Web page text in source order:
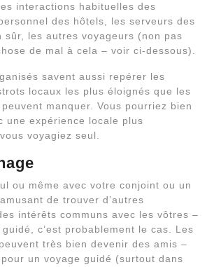
interactions habituelles des
des hôtels, les serveurs des
sûr, les autres voyageurs (non pas
de mal à cela – voir ci-dessous).
savent aussi repérer les
locaux les plus éloignés que les
manquer. Vous pourriez bien
une expérience locale plus
voyagiez seul.
ou même avec votre conjoint ou un
de trouver d’autres
intérêts communs avec les vôtres –
c’est probablement le cas. Les
très bien devenir des amis –
un voyage guidé (surtout dans